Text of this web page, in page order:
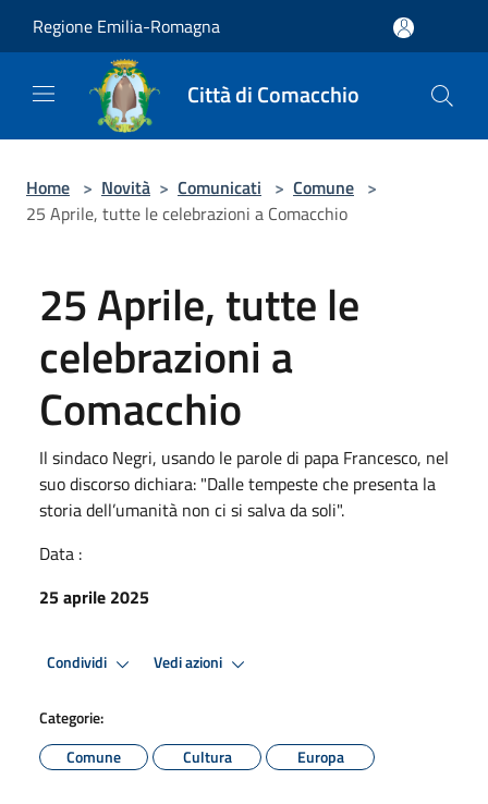
Regione Emilia-Romagna
Città di Comacchio
Home > Novità > Comunicati > Comune >
25 Aprile, tutte le celebrazioni a Comacchio
25 Aprile, tutte le
celebrazioni a
Comacchio
Il sindaco Negri, usando le parole di papa Francesco, nel
suo discorso dichiara: "Dalle tempeste che presenta la
storia dell’umanità non ci si salva da soli".
Data :
25 aprile 2025
Condividi Vedi azioni
Categorie:
Comune
Cultura Europa